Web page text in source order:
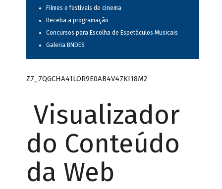
Filmes e festivais de cinema
Receba a programação
Concursos para Escolha de Espetáculos Musicais
Galeria BNDES
Z7_7QGCHA41LOR9E0AB4V47KI18M2
Visualizador
do Conteúdo
da Web